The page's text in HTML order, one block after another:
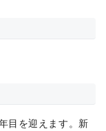
目を迎えます。新